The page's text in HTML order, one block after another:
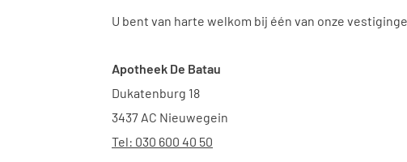
U bent van harte welkom bij één van onze
Apotheek De Batau
Dukatenburg 18
3437 AC Nieuwegein
Tel: 030 600 40 50